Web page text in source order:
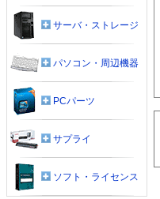
サーバ・ストレージ
パソコン・周辺機器
PCパーツ
サプライ
ソフト・ライセンス